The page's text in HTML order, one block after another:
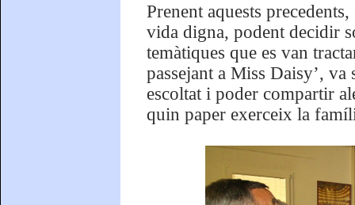
Prenent aquests
vida digna, podent decidir
temàtiques que es van
passejant a Miss Daisy’,
escoltat i poder compartir
quin paper exerceix la